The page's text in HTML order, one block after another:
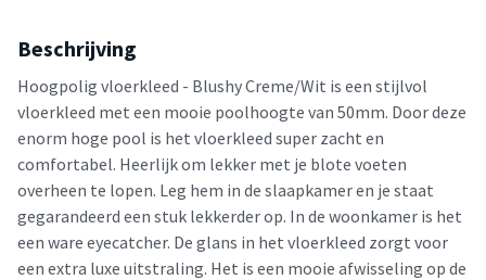
Beschrijving
Hoogpolig vloerkleed - Blushy Creme/Wit is een stijlvol
vloerkleed met een mooie poolhoogte van 50mm. Door deze
enorm hoge pool is het vloerkleed super zacht en
comfortabel. Heerlijk om lekker met je blote voeten
overheen te lopen. Leg hem in de slaapkamer en je staat
gegarandeerd een stuk lekkerder op. In de woonkamer is het
een ware eyecatcher. De glans in het vloerkleed zorgt voor
een extra luxe uitstraling. Het is een mooie afwisseling op de